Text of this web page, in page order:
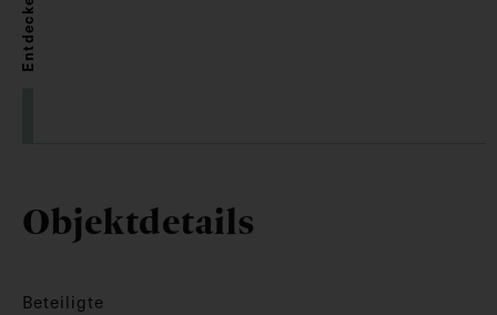
Entdecken
Objektdetails
Beteiligte